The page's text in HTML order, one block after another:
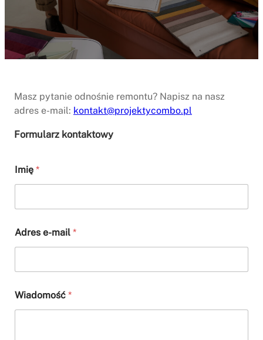
Masz pytanie odnośnie remontu? Napisz na nasz
adres e-mail: kontakt@projektycombo.pl
Formularz kontaktowy
i
a
o
ś
ć
d
e
Imię *
Adres e-mail *
Wiadomość *